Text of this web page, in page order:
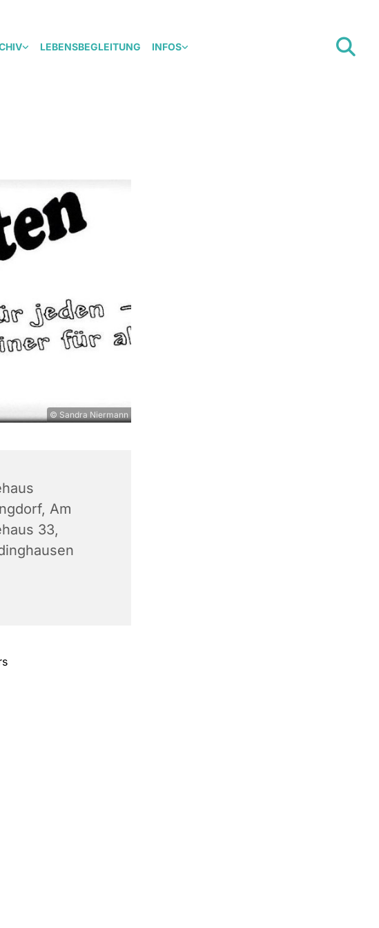
LEBENSBEGLEITUNG INFOS
© Sandra Niermann
Am
33,